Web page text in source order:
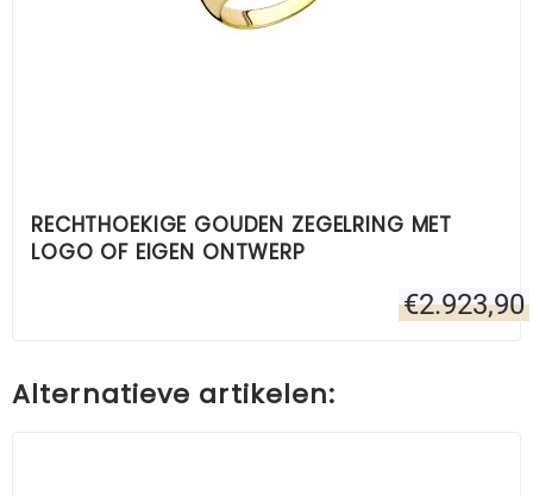
RECHTHOEKIGE GOUDEN ZEGELRING MET
LOGO OF EIGEN ONTWERP
€2.923,90
Alternatieve artikelen: